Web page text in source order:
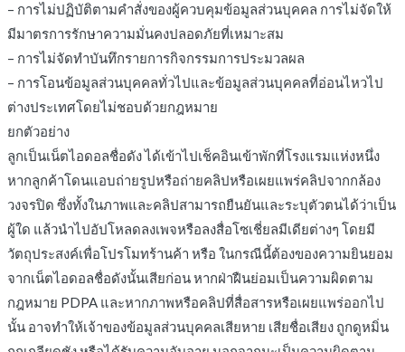
– การไม่ปฏิบัติตามคำสั่งของผู้ควบคุมข้อมูลส่วนบุคคล การไม่จัดให้
มีมาตรการรักษาความมั่นคงปลอดภัยที่เหมาะสม
– การไม่จัดทำบันทึกรายการกิจกรรมการประมวลผล
– การโอนข้อมูลส่วนบุคคลทั่วไปและข้อมูลส่วนบุคคลที่อ่อนไหวไป
ต่างประเทศโดยไม่ชอบด้วยกฎหมาย
ยกตัวอย่าง
ลูกเป็นเน็ตไอดอลชื่อดัง ได้เข้าไปเช็คอินเข้าพักที่โรงแรมแห่งหนึ่ง
หากลูกค้าโดนแอบถ่ายรูปหรือถ่ายคลิปหรือเผยแพร่คลิปจากกล้อง
วงจรปิด ซึ่งทั้งในภาพและคลิปสามารถยืนยันและระบุตัวตนได้ว่าเป็น
ผู้ใด แล้วนำไปอัปโหลดลงเพจหรือลงสื่อโซเชี่ยลมีเดียต่างๆ โดยมี
วัตถุประสงค์เพื่อโปรโมทร้านค้า หรือ ในกรณีนี้ต้องของความยินยอม
จากเน็ตไอดอลชื่อดังนั้นเสียก่อน หากฝ่าฝืนย่อมเป็นความผิดตาม
กฎหมาย PDPA และหากภาพหรือคลิปที่สื่อสารหรือเผยแพร่ออกไป
นั้น อาจทำให้เจ้าของข้อมูลส่วนบุคคลเสียหาย เสียชื่อเสียง ถูกดูหมิ่น